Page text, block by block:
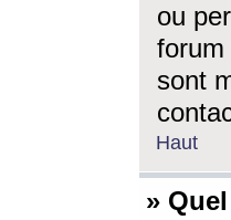
ou
forum
sont
Haut
»